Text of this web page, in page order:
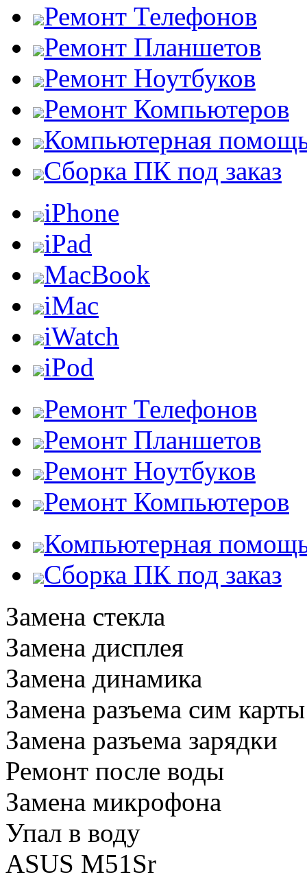
Ремонт Телефонов
Ремонт Планшетов
Ремонт Ноутбуков
Ремонт Компьютеров
Компьютерная
Сборка ПК под заказ
iPhone
iPad
MacBook
iMac
iWatch
iPod
Ремонт Телефонов
Ремонт Планшетов
Ремонт Ноутбуков
Ремонт Компьютеров
Компьютерная
Сборка ПК под заказ
Замена стекла
Замена дисплея
Замена динамика
Замена разъема сим карты
Замена разъема зарядки
Ремонт после воды
Замена микрофона
Упал в воду
ASUS M51Sr